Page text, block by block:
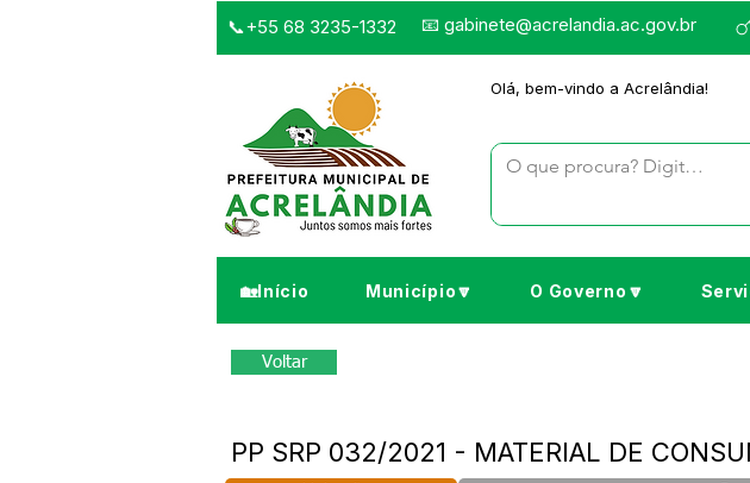
📞+55 68 3235-1332 📧 gabinete@acrelandia.ac.gov.br
Olá, bem-vindo a Acrelândia!
🏡Início Município🔽 O Governo🔽
Voltar
PP SRP 032/2021 - MATERIAL DE